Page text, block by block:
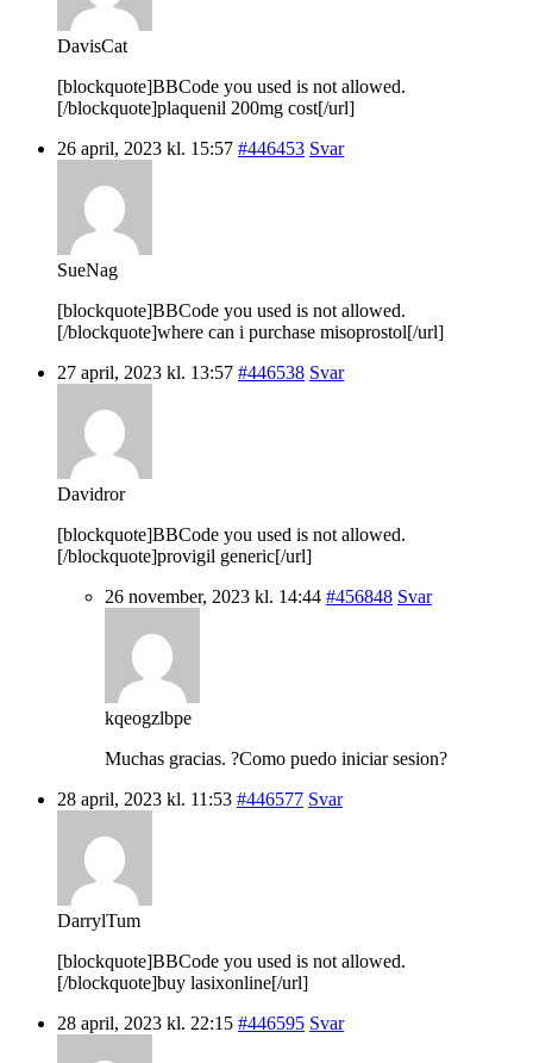
DavisCat
[blockquote]BBCode you used is not allowed.
[/blockquote]plaquenil 200mg cost[/url]
26 april, 2023 kl. 15:57 #446453 Svar
SueNag
[blockquote]BBCode you used is not allowed.
[/blockquote]where can i purchase misoprostol[/url]
27 april, 2023 kl. 13:57 #446538 Svar
Davidror
[blockquote]BBCode you used is not allowed.
[/blockquote]provigil generic[/url]
26 november, 2023 kl. 14:44 #456848 Svar
kqeogzlbpe
Muchas gracias. ?Como puedo iniciar sesion?
28 april, 2023 kl. 11:53 #446577 Svar
DarrylTum
[blockquote]BBCode you used is not allowed.
[/blockquote]buy lasixonline[/url]
28 april, 2023 kl. 22:15 #446595 Svar